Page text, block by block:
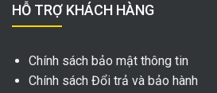
HỖ TRỢ KHÁCH HÀNG
Chính sách bảo mật thông tin
Chính sách Đổi trả và bảo hành